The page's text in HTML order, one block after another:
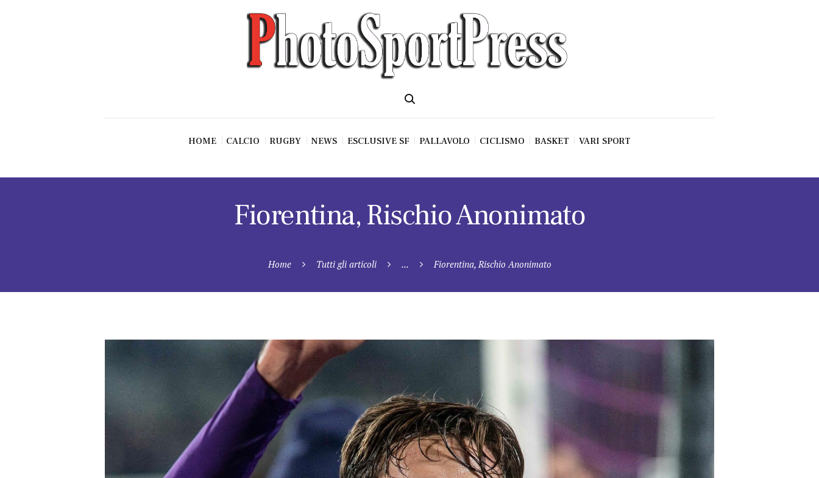
HOME CALCIO RUGBY NEWS ESCLUSIVE SF PALLAVOLO CICLISMO BASKET VARI SPORT
Fiorentina, Rischio Anonimato
Home Tutti gli articoli ... Fiorentina, Rischio Anonimato